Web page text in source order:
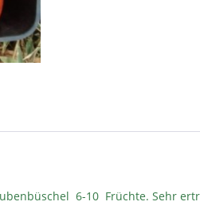
6-10 Früchte. Sehr